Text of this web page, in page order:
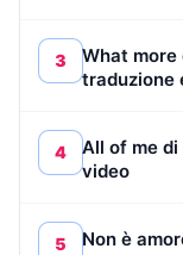
3
What
traduzione
4
All of me
video
5
Non è